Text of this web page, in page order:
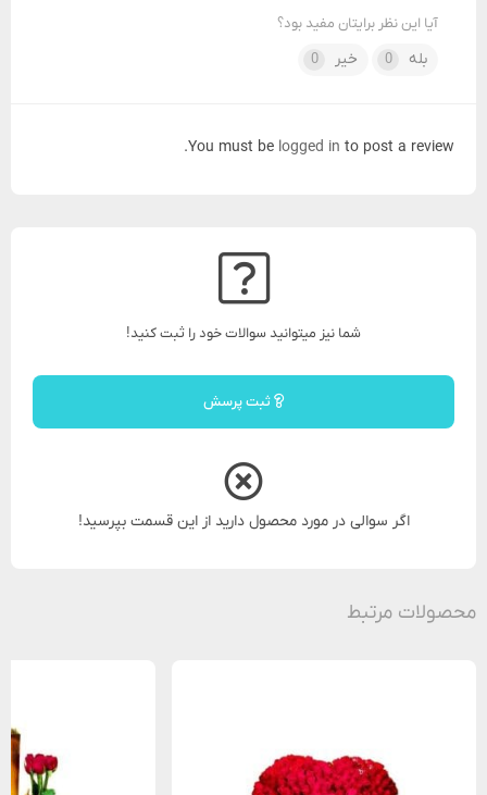
آیا این نظر برایتان مفید بود؟
بله 0 خیر 0
You must be logged in to post a review.
شما نیز میتوانید سوالات خود را ثبت کنید!
ثبت پرسش
اگر سوالی در مورد محصول دارید از این قسمت بپرسید!
محصولات مرتبط